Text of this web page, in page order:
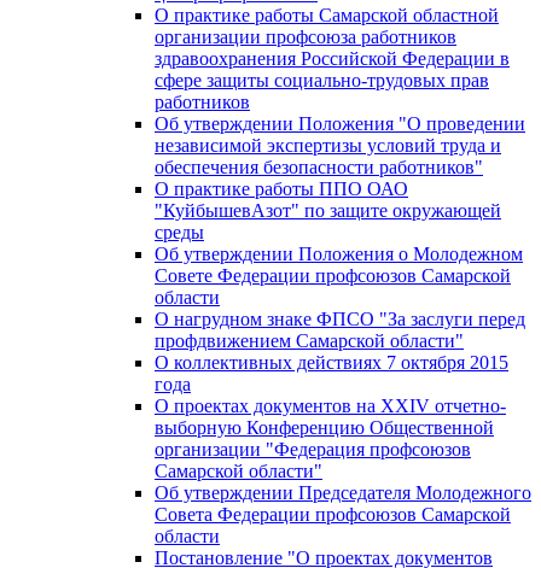
О практике работы Самарской областной
организации профсоюза работников
здравоохранения Российской Федерации в
сфере защиты социально-трудовых прав
работников
Об утверждении Положения "О проведении
независимой экспертизы условий труда и
обеспечения безопасности работников"
О практике работы ППО ОАО
"КуйбышевАзот" по защите окружающей
среды
Об утверждении Положения о Молодежном
Совете Федерации профсоюзов Самарской
области
О нагрудном знаке ФПСО "За заслуги перед
профдвижением Самарской области"
О коллективных действиях 7 октября 2015
года
О проектах документов на XXIV отчетно-
выборную Конференцию Общественной
организации "Федерация профсоюзов
Самарской области"
Об утверждении Председателя Молодежного
Совета Федерации профсоюзов Самарской
области
Постановление "О проектах документов